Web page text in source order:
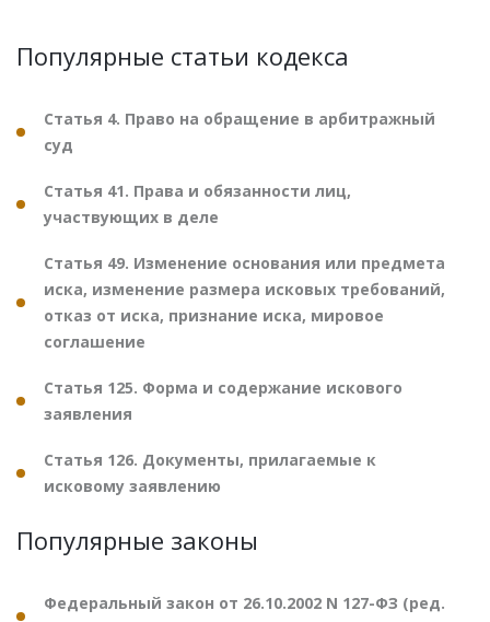
Популярные статьи кодекса
Статья 4. Право на обращение в арбитражный
суд
Статья 41. Права и обязанности лиц,
участвующих в деле
Статья 49. Изменение основания или предмета
иска, изменение размера исковых требований,
отказ от иска, признание иска, мировое
соглашение
Статья 125. Форма и содержание искового
заявления
Статья 126. Документы, прилагаемые к
исковому заявлению
Популярные законы
Федеральный закон от 26.10.2002 N 127-ФЗ (ред.